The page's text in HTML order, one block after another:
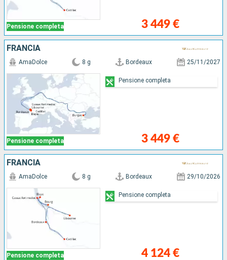
Pensione completa 3 449 €
FRANCIA
Pensione completa
AmaDolce 8 g Bordeaux 25/11/2027
3 449 €
Pensione completa
FRANCIA
Pensione completa
AmaDolce 8 g Bordeaux 29/10/2026
4 124 €
Pensione completa